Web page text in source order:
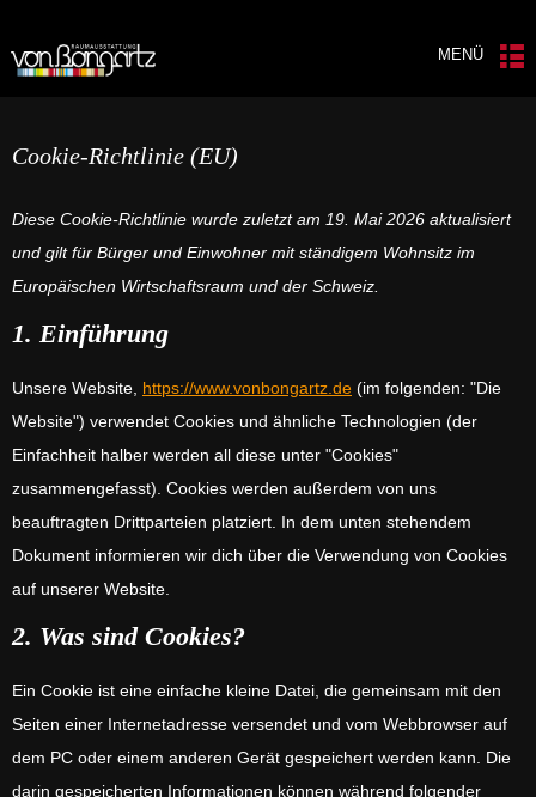
MENÜ
Cookie-Richtlinie (EU)
Diese Cookie-Richtlinie wurde zuletzt am 19. Mai 2026 aktualisiert
und gilt für Bürger und Einwohner mit ständigem Wohnsitz im
Europäischen Wirtschaftsraum und der Schweiz.
1. Einführung
Unsere Website, https://www.vonbongartz.de (im folgenden: "Die
Website") verwendet Cookies und ähnliche Technologien (der
Einfachheit halber werden all diese unter "Cookies"
zusammengefasst). Cookies werden außerdem von uns
beauftragten Drittparteien platziert. In dem unten stehendem
Dokument informieren wir dich über die Verwendung von Cookies
auf unserer Website.
2. Was sind Cookies?
Ein Cookie ist eine einfache kleine Datei, die gemeinsam mit den
Seiten einer Internetadresse versendet und vom Webbrowser auf
dem PC oder einem anderen Gerät gespeichert werden kann. Die
darin gespeicherten Informationen können während folgender